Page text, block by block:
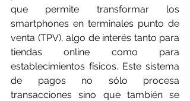
que permite transformar los
smartphones en terminales punto de
venta (TPV), algo de interés tanto para
tiendas online como para
establecimientos físicos. Este sistema
de pagos no sólo procesa
transacciones sino que también se